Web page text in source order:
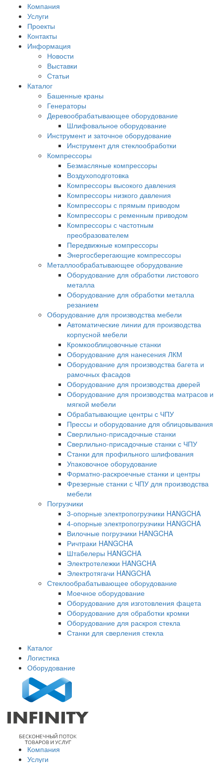
Компания
Услуги
Проекты
Контакты
Информация
Новости
Выставки
Статьи
Каталог
Башенные краны
Генераторы
Деревообрабатывающее оборудование
Шлифовальное оборудование
Инструмент и заточное оборудование
Инструмент для стеклообработки
Компрессоры
Безмасляные компрессоры
Воздухоподготовка
Компрессоры высокого давления
Компрессоры низкого давления
Компрессоры с прямым приводом
Компрессоры с ременным приводом
Компрессоры с частотным
преобразователем
Передвижные компрессоры
Энергосберегающие компрессоры
Металлообрабатывающее оборудование
Оборудование для обработки листового
металла
Оборудование для обработки металла
резанием
Оборудование для производства мебели
Автоматические линии для производства
корпусной мебели
Кромкооблицовочные станки
Оборудование для нанесения ЛКМ
Оборудование для производства багета и
рамочных фасадов
Оборудование для производства дверей
Оборудование для производства матрасов и
мягкой мебели
Обрабатывающие центры с ЧПУ
Прессы и оборудование для облицовывания
Сверлильно-присадочные станки
Сверлильно-присадочные станки с ЧПУ
Станки для профильного шлифования
Упаковочное оборудование
Форматно-раскроечные станки и центры
Фрезерные станки с ЧПУ для производства
мебели
Погрузчики
3-опорные электропогрузчики HANGCHA
4-опорные электропогрузчики HANGCHA
Вилочные погрузчики HANGCHA
Ричтраки HANGCHA
Штабелеры HANGCHA
Электротележки HANGCHA
Электротягачи HANGCHA
Стеклообрабатывающее оборудование
Моечное оборудование
Оборудование для изготовления фацета
Оборудование для обработки кромки
Оборудование для раскроя стекла
Станки для сверления стекла
Каталог
Логистика
Оборудование
Компания
Услуги